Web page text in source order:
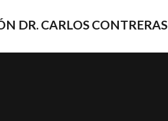
DR. CARLOS CONTRERAS